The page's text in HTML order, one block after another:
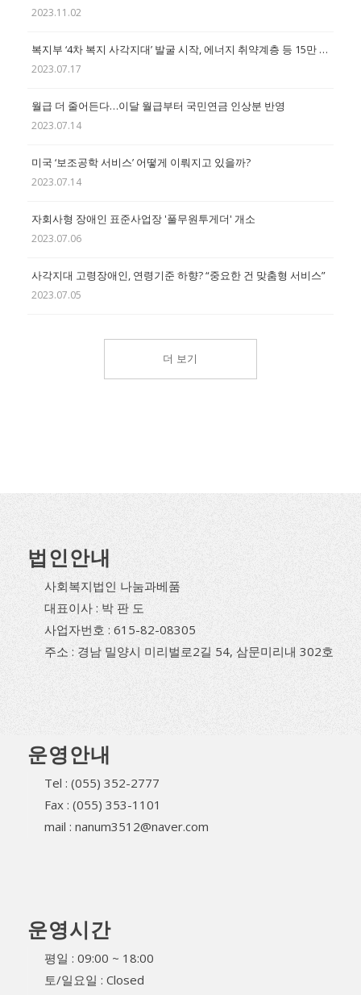
2023.11.02
복지부 ‘4차 복지 사각지대’ 발굴 시작, 에너지 취약계층 등 15만 명 대상
2023.07.17
월급 더 줄어든다…이달 월급부터 국민연금 인상분 반영
2023.07.14
미국 ‘보조공학 서비스’ 어떻게 이뤄지고 있을까?
2023.07.14
자회사형 장애인 표준사업장 '풀무원투게더' 개소
2023.07.06
사각지대 고령장애인, 연령기준 하향? “중요한 건 맞춤형 서비스”
2023.07.05
더 보기
법인안내
사회복지법인 나눔과베품
대표이사 : 박 판 도
사업자번호 : 615-82-08305
주소 : 경남 밀양시 미리벌로2길 54, 삼문미리내 302호
운영안내
Tel : (055) 352-2777
Fax : (055) 353-1101
mail : nanum3512@naver.com
운영시간
평일 : 09:00 ~ 18:00
토/일요일 : Closed